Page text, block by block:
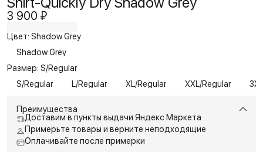
3 900 ₽
Цвет: Shadow Grey
Shadow Grey
Размер: S/Regular
S/Regular
L/Regular XL/Regular XXL/Regular 3XL
Преимущества
Доставим в пункты выдачи Яндекс Маркета
Примерьте товары и верните неподходящие
Оплачивайте после примерки